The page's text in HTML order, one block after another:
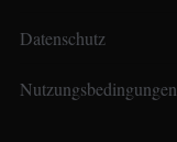
Datenschutz
Nutzungsbedingungen